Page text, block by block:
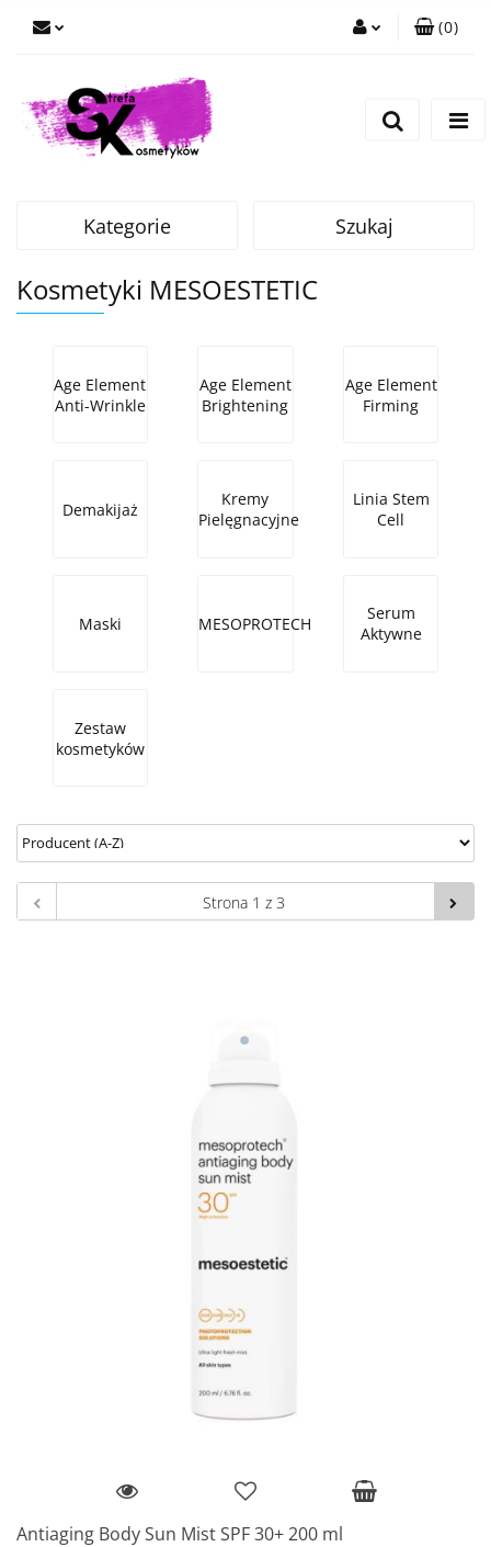
(0)
Kategorie Szukaj
Kosmetyki MESOESTETIC
Age Element
Anti-Wrinkle
Age Element
Brightening
Age Element
Firming
Demakijaż
Kremy
Pielęgnacyjne
Linia Stem
Cell
Maski MESOPROTECH
Serum
Aktywne
Zestaw
kosmetyków
Antiaging Body Sun Mist SPF 30+ 200 ml